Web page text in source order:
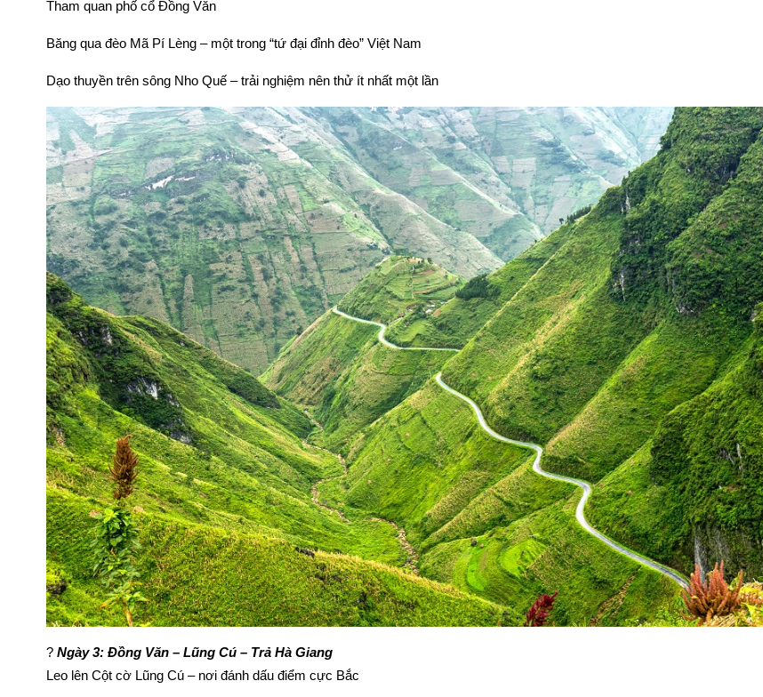
Tham quan phố cổ Đồng Văn
Băng qua đèo Mã Pí Lèng – một trong “tứ đại đỉnh đèo” Việt Nam
Dạo thuyền trên sông Nho Quế – trải nghiệm nên thử ít nhất một lần
? Ngày 3: Đồng Văn – Lũng Cú – Trả Hà Giang
Leo lên Cột cờ Lũng Cú – nơi đánh dấu điểm cực Bắc